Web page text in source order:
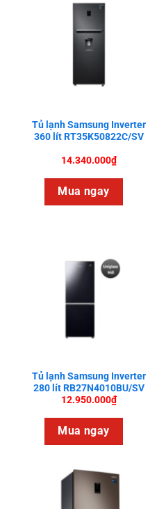
Tủ lạnh Samsung Inverter
360 lít RT35K50822C/SV
14.340.000₫
Mua ngay
Tủ lạnh Samsung Inverter
280 lít RB27N4010BU/SV
12.950.000₫
Mua ngay